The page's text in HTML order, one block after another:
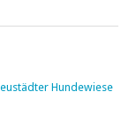
Hundewiese